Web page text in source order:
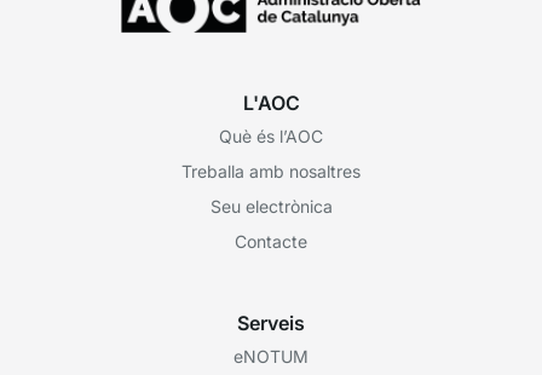
L'AOC
Què és l’AOC
Treballa amb nosaltres
Seu electrònica
Contacte
Serveis
eNOTUM